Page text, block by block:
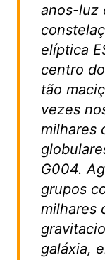
anos-luz
elíptica
centro
tão
vezes
milhares
G004.
grupos
milhares
galáxia,